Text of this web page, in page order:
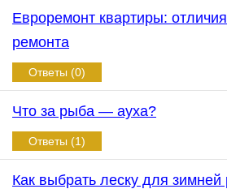
Евроремонт квартиры:
ремонта
Ответы (0)
Что за рыба — ауха?
Ответы (1)
Как выбрать леску для